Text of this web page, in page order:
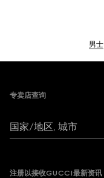
男士
专卖店查询
国家/地区, 城市
注册以接收GUCCI最新资讯